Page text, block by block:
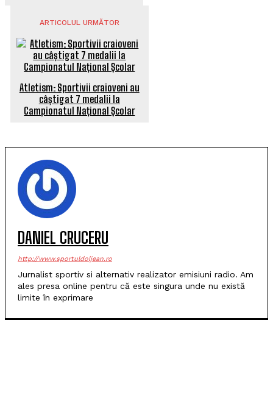
ARTICOLUL URMĂTOR
Atletism: Sportivii craioveni au
câștigat 7 medalii la
Campionatul Național Școlar
DANIEL CRUCERU
http://www.sportuldoljean.ro
Jurnalist sportiv si alternativ realizator emisiuni radio. Am
ales presa online pentru că este singura unde nu există
limite în exprimare